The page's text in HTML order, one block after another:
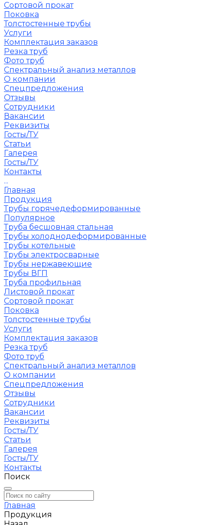
Сортовой прокат
Поковка
Толстостенные трубы
Услуги
Комплектация заказов
Резка труб
Фото труб
Спектральный анализ металлов
О компании
Спецпредложения
Отзывы
Сотрудники
Вакансии
Реквизиты
Госты/ТУ
Статьи
Галерея
Госты/ТУ
Контакты
...
Главная
Продукция
Трубы горячедеформированные
Популярное
Труба бесшовная стальная
Трубы холоднодеформированные
Трубы котельные
Трубы электросварные
Трубы нержавеющие
Трубы ВГП
Труба профильная
Листовой прокат
Сортовой прокат
Поковка
Толстостенные трубы
Услуги
Комплектация заказов
Резка труб
Фото труб
Спектральный анализ металлов
О компании
Спецпредложения
Отзывы
Сотрудники
Вакансии
Реквизиты
Госты/ТУ
Статьи
Галерея
Госты/ТУ
Контакты
Поиск
Главная
Продукция